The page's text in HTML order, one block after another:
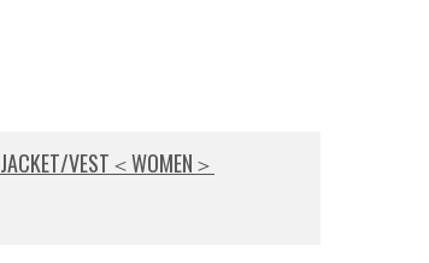
JACKET/VEST＜WOMEN＞